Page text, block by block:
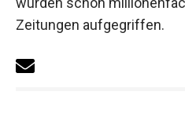
Zeitungen aufgegriffen.